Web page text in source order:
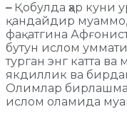
–Қобулда ҳар куни
қандайдир
фақатгина
бутун ислом
турган энг катта
якдиллик ва
Олимлар
ислом оламида